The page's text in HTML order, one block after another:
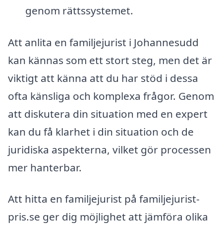
genom rättssystemet.
Att anlita en familjejurist i Johannesudd
kan kännas som ett stort steg, men det är
viktigt att känna att du har stöd i dessa
ofta känsliga och komplexa frågor. Genom
att diskutera din situation med en expert
kan du få klarhet i din situation och de
juridiska aspekterna, vilket gör processen
mer hanterbar.
Att hitta en familjejurist på familjejurist-
pris.se ger dig möjlighet att jämföra olika